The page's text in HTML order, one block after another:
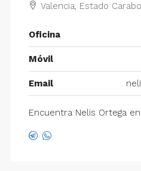
Valencia, Estado
Oficina
Móvil
Email
Encuentra Nelis Ortega en: